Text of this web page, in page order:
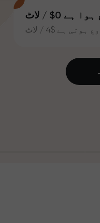
0$ / لاٹ
ہے $4 / لاٹ